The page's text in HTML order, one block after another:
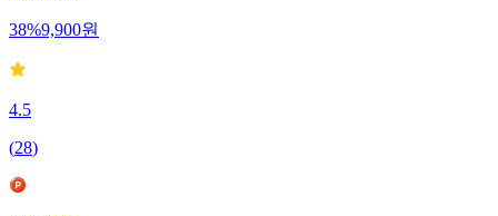
38%9,900원
4.5
(28)